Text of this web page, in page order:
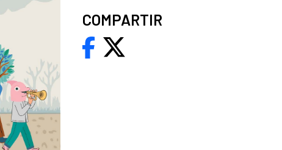
COMPARTIR